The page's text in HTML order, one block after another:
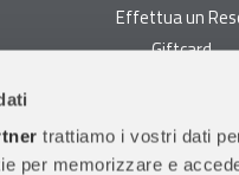
trattiamo i vostri dati
per memorizzare e
Effettua un
Giftcard
Garanzie